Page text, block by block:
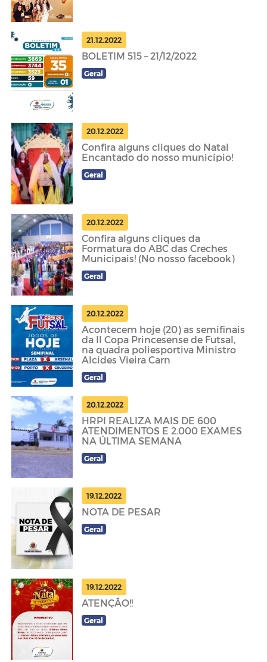
21.12.2022
BOLETIM 515 – 21/12/2022
Geral
20.12.2022
Confira alguns cliques do Natal
Encantado do nosso município!
Geral
20.12.2022
Confira alguns cliques da
Formatura do ABC das Creches
Municipais! (No nosso facebook)
Geral
20.12.2022
Acontecem hoje (20) as semifinais
da II Copa Princesense de Futsal,
na quadra poliesportiva Ministro
Alcides Vieira Carn
Geral
20.12.2022
HRPI REALIZA MAIS DE 600
ATENDIMENTOS E 2.000 EXAMES
NA ÚLTIMA SEMANA
Geral
19.12.2022
NOTA DE PESAR
Geral
19.12.2022
ATENÇÃO!!
Geral